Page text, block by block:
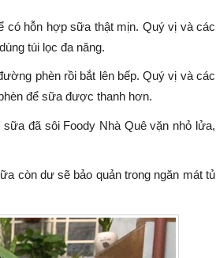
có hỗn hợp sữa thật mịn. Quý vị và các
túi lọc đa năng.
phèn rồi bắt lên bếp. Quý vị và các
để sữa được thanh hơn.
đã sôi Foody Nhà Quê vặn nhỏ lửa,
còn dư sẽ bảo quản trong ngăn mát tủ